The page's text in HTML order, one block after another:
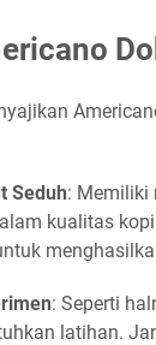
Seduh: Memiliki
kualitas
: Seperti
latihan.